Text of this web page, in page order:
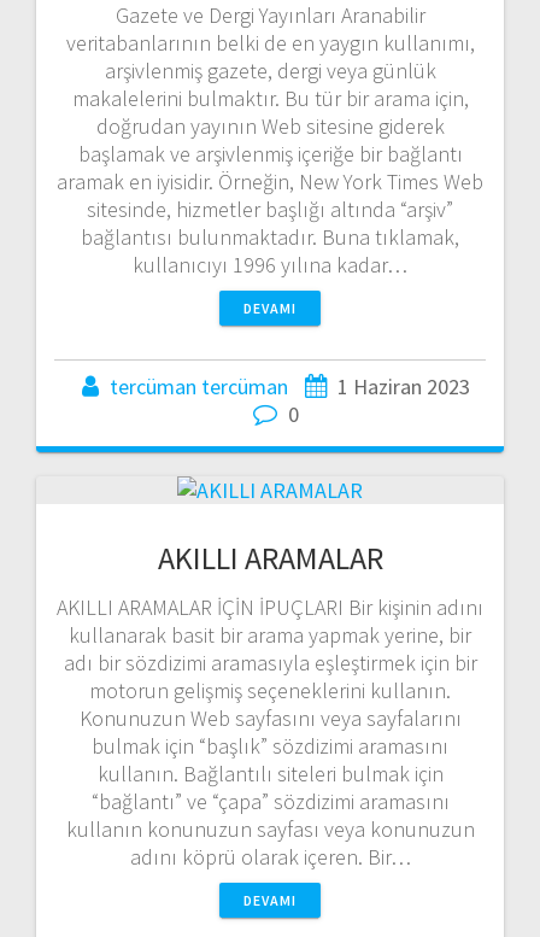
Gazete ve Dergi Yayınları Aranabilir
veritabanlarının belki de en yaygın kullanımı,
arşivlenmiş gazete, dergi veya günlük
makalelerini bulmaktır. Bu tür bir arama için,
doğrudan yayının Web sitesine giderek
başlamak ve arşivlenmiş içeriğe bir bağlantı
aramak en iyisidir. Örneğin, New York Times Web
sitesinde, hizmetler başlığı altında “arşiv”
bağlantısı bulunmaktadır. Buna tıklamak,
kullanıcıyı 1996 yılına kadar…
DEVAMI
tercüman tercüman
1 Haziran 2023
0
AKILLI ARAMALAR
AKILLI ARAMALAR İÇİN İPUÇLARI Bir kişinin adını
kullanarak basit bir arama yapmak yerine, bir
adı bir sözdizimi aramasıyla eşleştirmek için bir
motorun gelişmiş seçeneklerini kullanın.
Konunuzun Web sayfasını veya sayfalarını
bulmak için “başlık” sözdizimi aramasını
kullanın. Bağlantılı siteleri bulmak için
“bağlantı” ve “çapa” sözdizimi aramasını
kullanın konunuzun sayfası veya konunuzun
adını köprü olarak içeren. Bir…
DEVAMI